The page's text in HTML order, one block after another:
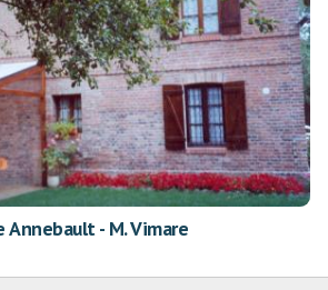
Annebault - M. Vimare